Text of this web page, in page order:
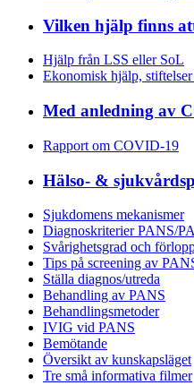
Vilken hjälp finns
Hjälp från LSS eller SoL
Ekonomisk hjälp,
Med anledning av
Rapport om COVID-19
Hälso- &
Sjukdomens mekanismer
Diagnoskriterier PANS/
Svårighetsgrad och
Tips på screening av
Ställa diagnos/utreda
Behandling av PANS
Behandlings­metoder
IVIG vid PANS
Bemötande
Översikt av kunskapsläget
Tre små informativa filmer